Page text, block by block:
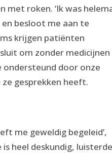
met roken. ‘Ik was
besloot me aan te
krijgen patiënten
om zonder
door onze
gesprekken heeft.
me geweldig begeleid’,
heel deskundig, luisterde